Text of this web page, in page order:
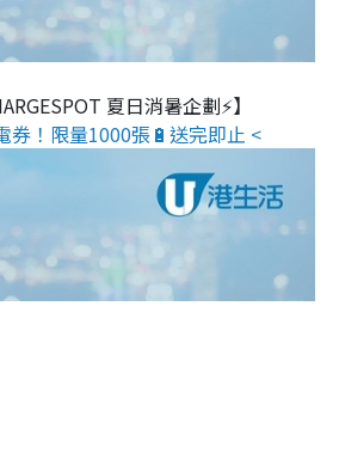
夏日消暑企劃⚡】
券！限量1000張🔋送完即止 <